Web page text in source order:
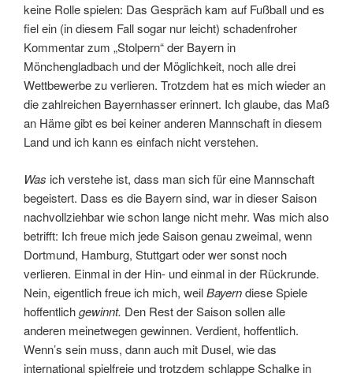
keine Rolle spielen: Das Gespräch kam auf Fußball und es
fiel ein (in diesem Fall sogar nur leicht) schadenfroher
Kommentar zum „Stolpern“ der Bayern in
Mönchengladbach und der Möglichkeit, noch alle drei
Wettbewerbe zu verlieren. Trotzdem hat es mich wieder an
die zahlreichen Bayernhasser erinnert. Ich glaube, das Maß
an Häme gibt es bei keiner anderen Mannschaft in diesem
Land und ich kann es einfach nicht verstehen.
Was ich verstehe ist, dass man sich für eine Mannschaft
begeistert. Dass es die Bayern sind, war in dieser Saison
nachvollziehbar wie schon lange nicht mehr. Was mich also
betrifft: Ich freue mich jede Saison genau zweimal, wenn
Dortmund, Hamburg, Stuttgart oder wer sonst noch
verlieren. Einmal in der Hin- und einmal in der Rückrunde.
Nein, eigentlich freue ich mich, weilBayerndiese Spiele
hoffentlichgewinnt. Den Rest der Saison sollen alle
anderen meinetwegen gewinnen. Verdient, hoffentlich.
Wenn’s sein muss, dann auch mit Dusel, wie das
international spielfreie und trotzdem schlappe Schalke in